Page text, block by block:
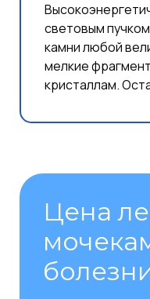
световым
камни любой
мелкие
кристаллам.
Цена